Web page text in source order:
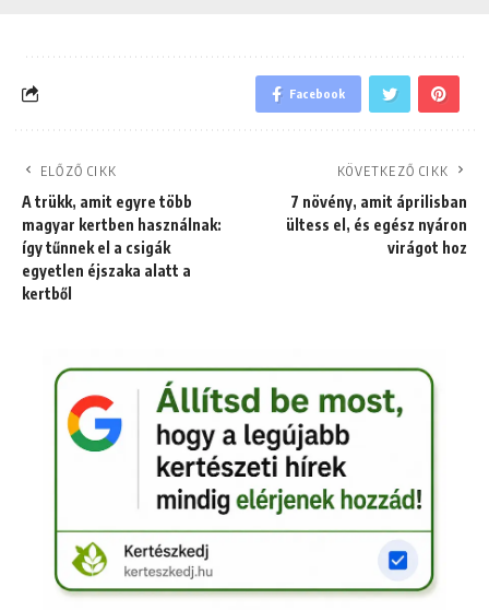
Facebook
ELŐZŐ CIKK
A trükk, amit egyre több
magyar kertben használnak:
így tűnnek el a csigák
egyetlen éjszaka alatt a
kertből
KÖVETKEZŐ CIKK
7 növény, amit áprilisban
ültess el, és egész nyáron
virágot hoz